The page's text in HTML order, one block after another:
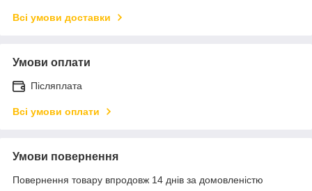
Всі умови доставки
Умови оплати
Післяплата
Всі умови оплати
Умови повернення
Повернення товару впродовж 14 днів за домовленістю